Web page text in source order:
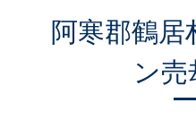
阿寒郡鶴居
ン